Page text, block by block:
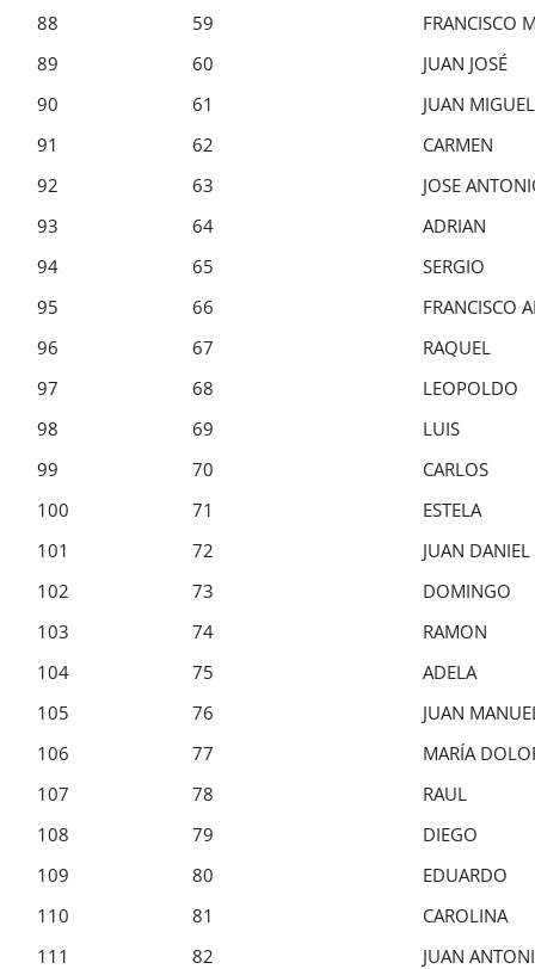
88 59
FRANCISCO
89
60
JUAN JOSÉ
90
61
JUAN MIGUEL
91
62
CARMEN
92
63
JOSE
93
64
ADRIAN
94
65
SERGIO
95
66
FRANCISCO
96
67
RAQUEL
97
68
LEOPOLDO
98
69
LUIS
99
70
CARLOS
100
71
ESTELA
101
72
JUAN DANIEL
102
73
DOMINGO
103
74
RAMON
104
75
ADELA
105
76
JUAN
106
77
MARÍA
107
78
RAUL
108
79
DIEGO
109
80
EDUARDO
110
81
CAROLINA
111
82
JUAN